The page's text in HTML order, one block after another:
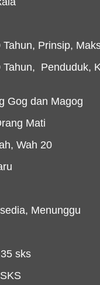
Prinsip,
Penduduk,
Gog dan Magog
Mati
Wah 20
Menunggu
sks